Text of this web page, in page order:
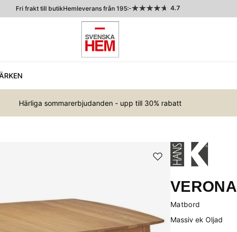
Fri frakt till butikHemleverans från 195:- 4.7
Härliga sommarerbjudanden - upp till 30% rabatt
VERONA
Matbord
Massiv ek Oljad